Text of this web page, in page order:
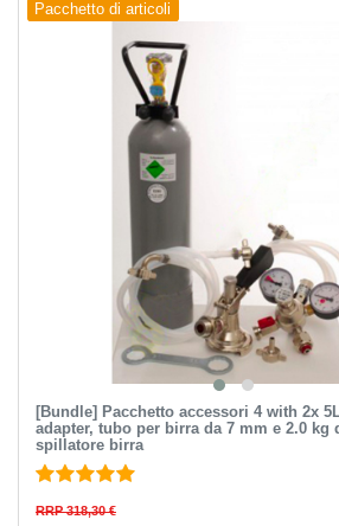
Pacchetto di articoli
[Bundle] Pacchetto accessori 4 with 2x
adapter, tubo per birra da 7 mm e 2.0 kg
spillatore birra
RRP 318,30 €